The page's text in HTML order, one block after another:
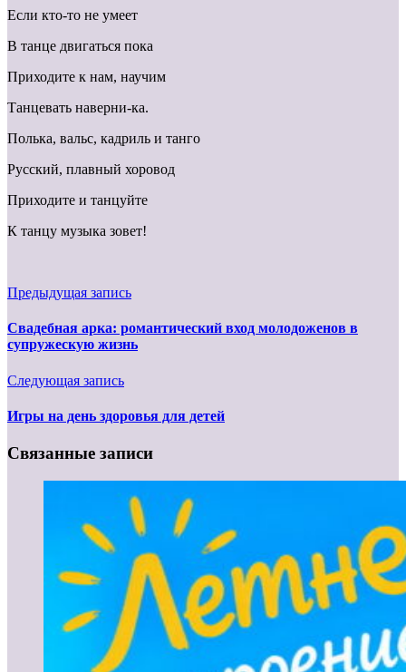
Если кто-то не умеет
В танце двигаться пока
Приходите к нам, научим
Танцевать наверни-ка.
Полька, вальс, кадриль и танго
Русский, плавный хоровод
Приходите и танцуйте
К танцу музыка зовет!
Предыдущая запись
Свадебная арка: романтический вход молодоженов в
супружескую жизнь
Следующая запись
Игры на день здоровья для детей
Связанные записи